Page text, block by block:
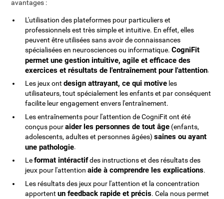
avantages :
L'utilisation des plateformes pour particuliers et
professionnels est très simple et intuitive. En effet, elles
peuvent être utilisées sans avoir de connaissances
spécialisées en neurosciences ou informatique.CogniFit
permet une gestion intuitive, agile et efficace des
exercices et résultats de l'entraînement pour l'attention.
Les jeux ontdesign attrayant, ce qui motive les
utilisateurs, tout spécialement les enfants et par conséquent
facilite leur engagement envers l'entraînement.
Les entraînements pour l'attention de CogniFit ont été
conçus pouraider les personnes de tout âge (enfants,
adolescents, adultes et personnes âgées)saines ou ayant
une pathologie.
Leformat intéractifdes instructions et des résultats des
jeux pour l'attentionaide à comprendre les explications.
Les résultats des jeux pour l'attention et la concentration
apportentun feedback rapide et précis. Cela nous permet